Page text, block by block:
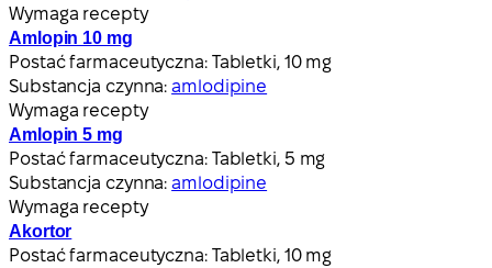
Wymaga recepty
Amlopin 10 mg
Postać farmaceutyczna: Tabletki, 10 mg
Substancja czynna:amlodipine
Wymaga recepty
Amlopin 5 mg
Postać farmaceutyczna: Tabletki, 5 mg
Substancja czynna:amlodipine
Wymaga recepty
Akortor
Postać farmaceutyczna: Tabletki, 10 mg